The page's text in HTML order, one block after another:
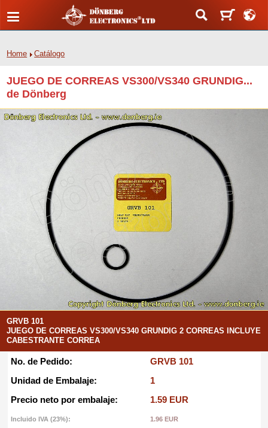
Home Catálogo
JUEGO DE CORREAS VS300/VS340 GRUNDIG...
de Dönberg
GRVB 101
JUEGO DE CORREAS VS300/VS340 GRUNDIG 2 CORREAS INCLUYE
CABESTRANTE CORREA
No. de Pedido:
GRVB 101
Unidad de Embalaje:
1
Precio neto por embalaje:
1.59 EUR
Incluido IVA (23%): 1.96 EUR